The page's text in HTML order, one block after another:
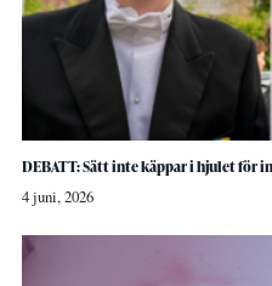
DEBATT: Sätt inte käppar i hjulet för
4 juni, 2026